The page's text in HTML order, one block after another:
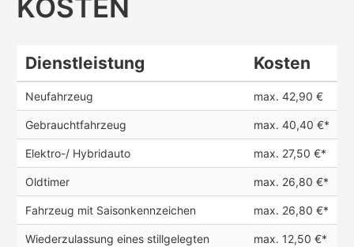
KOSTEN
Dienstleistung Kosten
Neufahrzeug max. 42,90 €
Gebrauchtfahrzeug max. 40,40 €*
Elektro-/ Hybridauto max. 27,50 €*
Oldtimer max. 26,80 €*
Fahrzeug mit Saisonkennzeichen max. 26,80 €*
Wiederzulassung eines stillgelegten
max. 12,50 €*